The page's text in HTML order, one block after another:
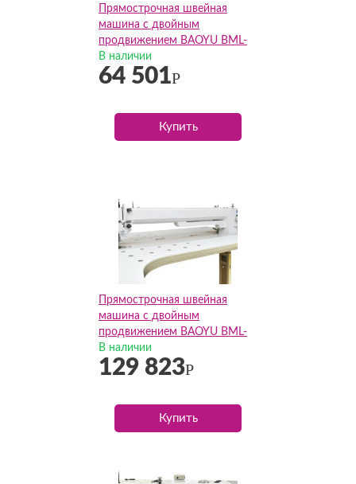
Прямострочная швейная
машина с двойным
продвижением BAOYU BML-
0313-D4 (Комплект)
увеличенный рукав
В наличии
64 501Р
Купить
Прямострочная швейная
машина с двойным
продвижением BAOYU BML-
0560-D4 (Комплект)
В наличии
129 823Р
Купить